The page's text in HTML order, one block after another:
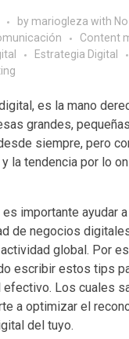
by mariogleza with
Content
Estrategia Digital
es la mano
grandes,
siempre, pero
la tendencia por lo
importante ayudar
de negocios
global. Por
escribir estos tips
efectivo. Los cuales
a optimizar el
del tuyo.